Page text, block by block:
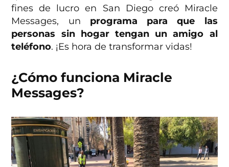
fines de lucro en San Diego creó Miracle
Messages, un programa para que las
personas sin hogar tengan un amigo al
teléfono. ¡Es hora de transformar vidas!
¿Cómo funciona Miracle
Messages?